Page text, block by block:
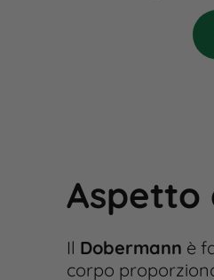
Aspetto
Il Dobermann è
corpo